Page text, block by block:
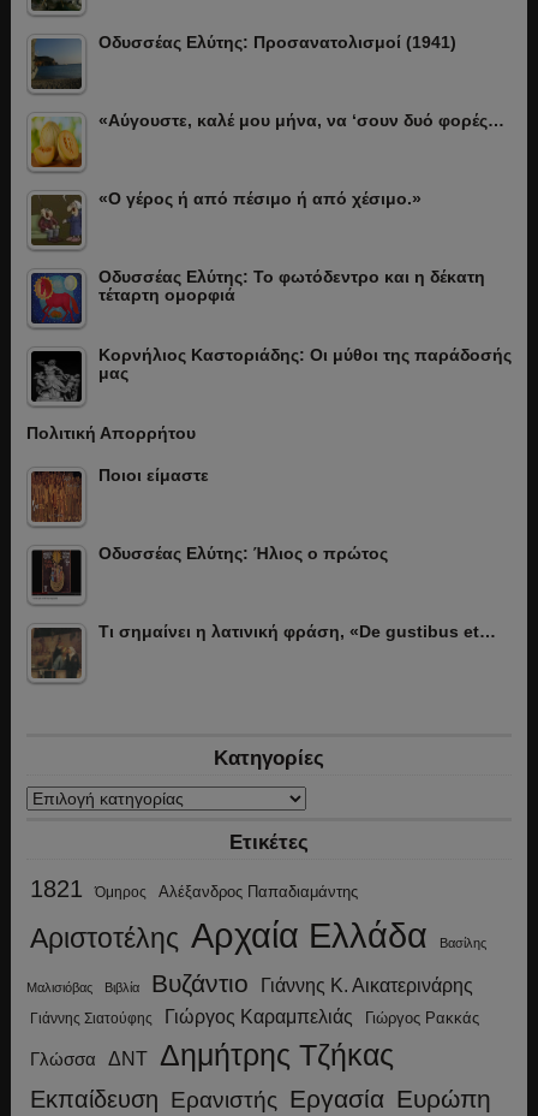
Οδυσσέας Ελύτης: Προσανατολισμοί (1941)
«Αύγουστε, καλέ μου μήνα, να ‘σουν δυό φορές…
«Ο γέρος ή από πέσιμο ή από χέσιμο.»
Οδυσσέας Ελύτης: Το φωτόδεντρο και η δέκατη
τέταρτη ομορφιά
Κορνήλιος Καστοριάδης: Οι μύθοι της παράδοσής
μας
Πολιτική Απορρήτου
Ποιοι είμαστε
Οδυσσέας Ελύτης: Ήλιος ο πρώτος
Τι σημαίνει η λατινική φράση, «De gustibus et…
Κατηγορίες
Κατηγορίες
Ετικέτες
1821 Όμηρος Αλέξανδρος Παπαδιαμάντης
Αριστοτέλης Αρχαία Ελλάδα Βασίλης
Μαλισιόβας Βιβλία Βυζάντιο Γιάννης Κ. Αικατερινάρης
Γιάννης Σιατούφης Γιώργος Καραμπελιάς Γιώργος Ρακκάς
Γλώσσα ΔΝΤ Δημήτρης Τζήκας
Εκπαίδευση Ερανιστής Εργασία Ευρώπη